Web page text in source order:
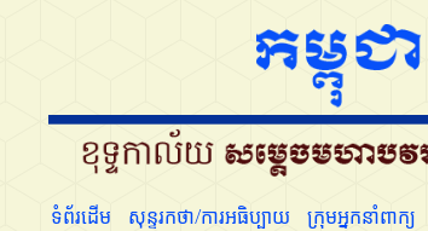
ទំព័រដើម សុន្ទរកថា/ការអធិប្បាយ ក្រុមអ្នកនាំពាក្យ
សុន្ទរកថា/ការអធិប្បាយ